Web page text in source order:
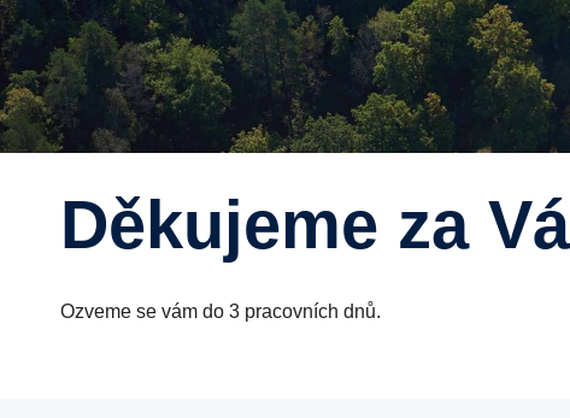
Děkujeme za
Ozveme se vám do 3 pracovních dnů.